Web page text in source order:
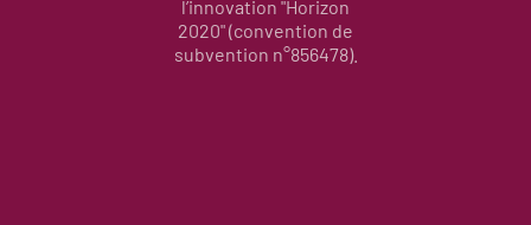
l’innovation "Horizon
2020" (convention de
subvention n°856478).